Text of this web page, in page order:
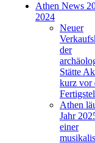
Athen News
2024
Neuer
der
Stätte
kurz vor
Athen
Jahr
einer